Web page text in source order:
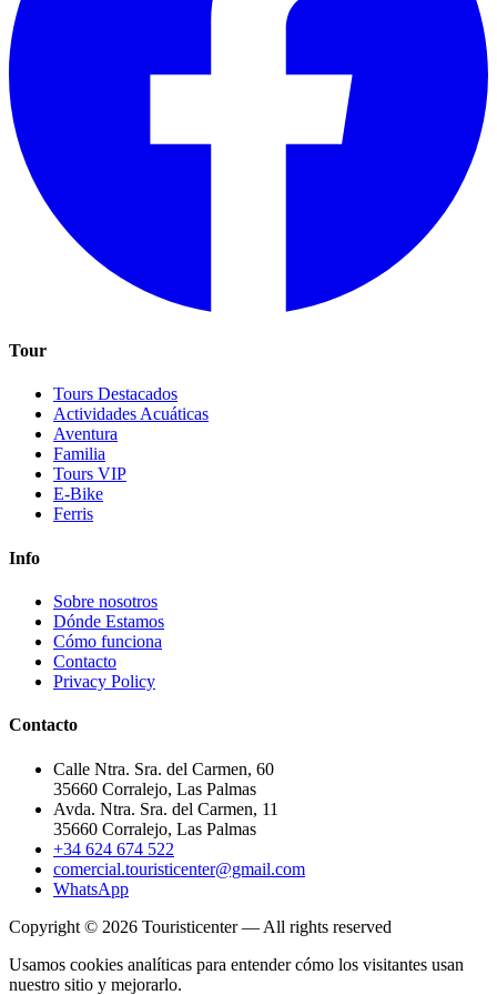
Tour
Tours Destacados
Actividades Acuáticas
Aventura
Familia
Tours VIP
E-Bike
Ferris
Info
Sobre nosotros
Dónde Estamos
Cómo funciona
Contacto
Privacy Policy
Contacto
Calle Ntra. Sra. del Carmen, 60
35660 Corralejo, Las Palmas
Avda. Ntra. Sra. del Carmen, 11
35660 Corralejo, Las Palmas
+34 624 674 522
comercial.touristicenter@gmail.com
WhatsApp
Copyright © 2026 Touristicenter — All rights reserved
Usamos cookies analíticas para entender cómo los visitantes usan
nuestro sitio y mejorarlo.